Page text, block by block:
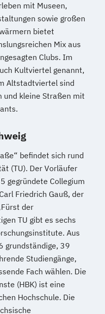
mit Museen,
sowie großen
bietet
Mix aus
Clubs. Im
Kultviertel genannt,
Altstadtviertel sind
und kleine Straßen mit
befindet sich rund
(TU). Der Vorläufer
gegründete Collegium
Friedrich Gauß, der
der
TU gibt es sechs
Aus
grundständige, 39
Studiengänge,
Fach wählen. Die
(HBK) ist eine
Hochschule. Die